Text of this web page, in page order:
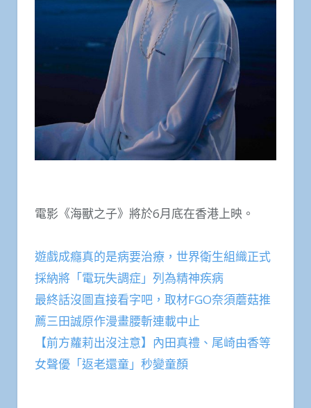
電影《海獸之子》將於6月底在香港上映。
遊戲成癮真的是病要治療，世界衛生組織正式
採納將「電玩失調症」列為精神疾病
最終話沒圖直接看字吧，取材FGO奈須蘑菇推
薦三田誠原作漫畫腰斬連載中止
【前方蘿莉出沒注意】內田真禮、尾崎由香等
女聲優「返老還童」秒變童顏